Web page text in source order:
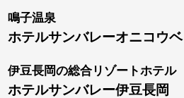
鳴子温泉
ホテルサンバレーオニコウベ
伊豆長岡の総合リゾートホテル
ホテルサンバレー伊豆長岡